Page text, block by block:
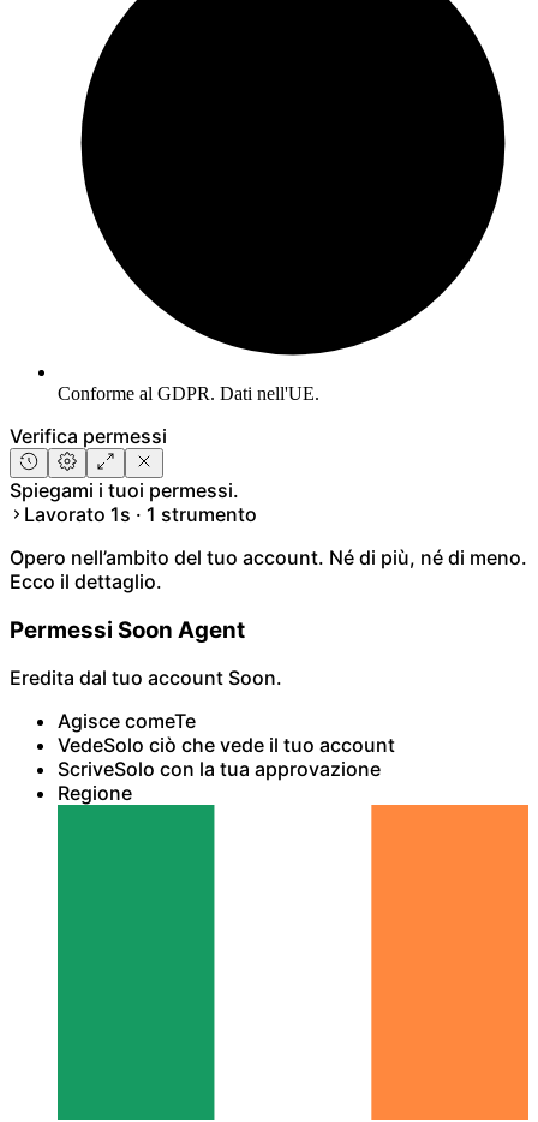
Conforme al GDPR. Dati nell'UE.
Verifica permessi
Spiegami i tuoi permessi.
Lavorato 1s · 1 strumento
Opero nell’ambito del tuo account. Né di più, né di meno.
Ecco il dettaglio.
Permessi Soon Agent
Eredita dal tuo account Soon.
Agisce comeTe
VedeSolo ciò che vede il tuo account
ScriveSolo con la tua approvazione
Regione